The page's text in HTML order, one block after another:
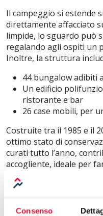
Consenso
Il campeggio si estende
direttamente affacciato
limpide, lo sguardo può
regalando agli ospiti un
Inoltre, la struttura
44 bungalow adibiti
Un edificio
ristorante e bar
26 case mobili, per
Costruite tra il 1985 e il
ottimo stato di
curati tutto l’anno,
accogliente, ideale per
Attualmente inserito
(PRG) come zona a uso
destinazione
di ampliamento.